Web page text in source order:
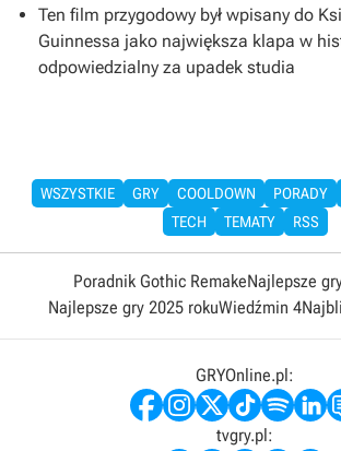
Ten film przygodowy był wpisany do
Guinnessa jako największa klapa w
odpowiedzialny za upadek studia
WSZYSTKIE GRY COOLDOWN PORADY
TECH
TEMATY RSS
Poradnik Gothic RemakeNajlepsze
Najlepsze gry 2025 rokuWiedźmin 4
GRYOnline.pl:
tvgry.pl: